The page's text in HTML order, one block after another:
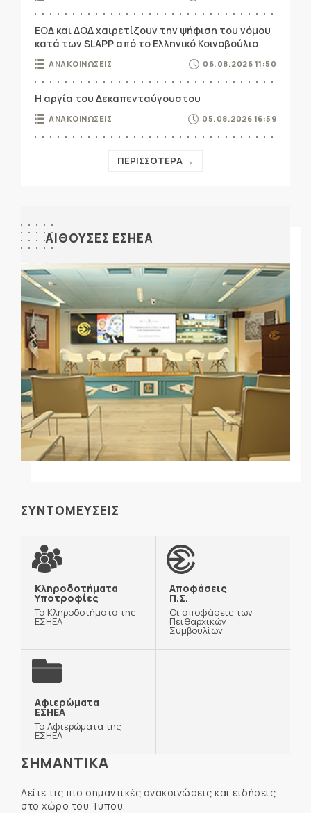
ΕΟΔ και ΔΟΔ χαιρετίζουν την ψήφιση του νόμου
κατά των SLAPP από το Ελληνικό Κοινοβούλιο
ΑΝΑΚΟΙΝΩΣΕΙΣ 06.08.2026 11:50
Η αργία του Δεκαπενταύγουστου
ΑΝΑΚΟΙΝΩΣΕΙΣ 05.08.2026 16:59
ΠΕΡΙΣΣΟΤΕΡΑ →
ΑΙΘΟΥΣΕΣ ΕΣΗΕΑ
ΣΥΝΤΟΜΕΥΣΕΙΣ
Κληροδοτήματα
Υποτροφίες
Τα Κληροδοτήματα της
ΕΣΗΕΑ
Αποφάσεις
Π.Σ.
Οι αποφάσεις των
Πειθαρχικών
Συμβουλίων
Αφιερώματα
ΕΣΗΕΑ
Τα Αφιερώματα της
ΕΣΗΕΑ
ΣΗΜΑΝΤΙΚΑ
Δείτε τις πιο σημαντικές ανακοινώσεις και ειδήσεις
στο χώρο του Τύπου.